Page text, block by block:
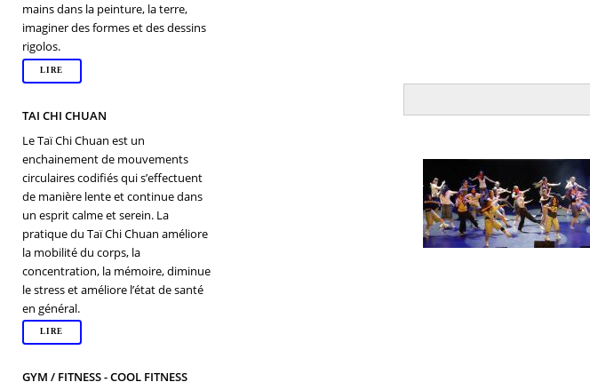
mains dans la peinture, la terre,
imaginer des formes et des dessins
rigolos.
LIRE
TAI CHI CHUAN
Le Taï Chi Chuan est un
enchainement de mouvements
circulaires codifiés qui s’effectuent
de manière lente et continue dans
un esprit calme et serein. La
pratique du Taï Chi Chuan améliore
la mobilité du corps, la
concentration, la mémoire, diminue
le stress et améliore l’état de santé
en général.
LIRE
GYM / FITNESS - COOL FITNESS